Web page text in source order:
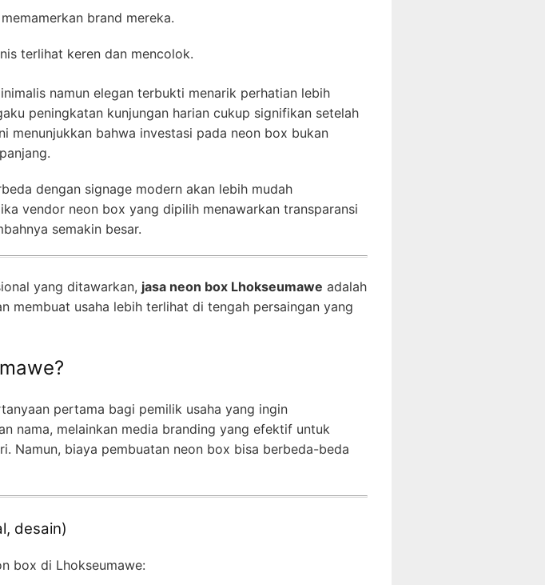
brand mereka.
terlihat keren dan mencolok.
namun elegan terbukti menarik perhatian lebih
peningkatan kunjungan harian cukup signifikan setelah
menunjukkan bahwa investasi pada neon box bukan
dengan signage modern akan lebih mudah
vendor neon box yang dipilih menawarkan transparansi
semakin besar.
yang ditawarkan, jasa neon box Lhokseumawe adalah
membuat usaha lebih terlihat di tengah persaingan yang
pertama bagi pemilik usaha yang ingin
nama, melainkan media branding yang efektif untuk
Namun, biaya pembuatan neon box bisa berbeda-beda
desain)
box di Lhokseumawe: